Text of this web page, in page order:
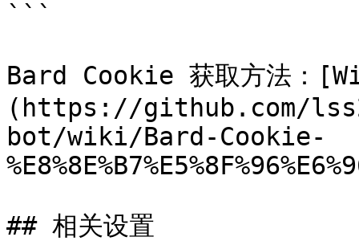
```
Bard Cookie 获取方法：
(https://github.com/
bot/wiki/Bard-Cookie-
## 相关设置